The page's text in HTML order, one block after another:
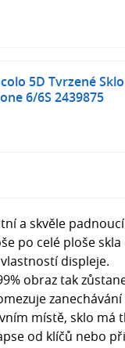
5D Tvrzené
6/6S 2439875
a skvěle
po celé ploše
displeje.
obraz tak
místě, sklo
od klíčů nebo